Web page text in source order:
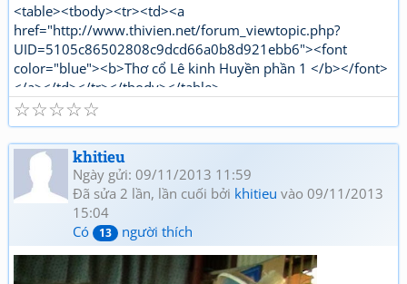
<table><tbody><tr><td><a
href="http://www.thivien.net/forum_viewtopic.php?
UID=5105c86502808c9dcd66a0b8d921ebb6"><font
color="blue"><b>Thơ cổ Lê kinh Huyền phần 1 </b></font>
</a></td></tr></tbody></table>
"http://www.thivien.net/forum_viewtopic.php?
UID=bkDYrcuJOSk9GouaL4BqFQ"><font color="red">
<b>Thơ mới Lê kinh Huyền phần 1</b></font></a></td>
</tr></tbody></table>[/html]
☆
☆
☆
☆
☆
khitieu
Ngày gửi: 09/11/2013 11:59
Đã sửa 2 lần, lần cuối bởi khitieu vào 09/11/2013
15:04
Có
13 người thích